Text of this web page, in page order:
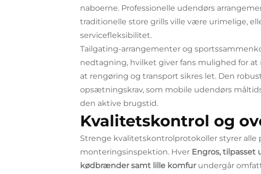
naboerne. Professionelle udendørs
traditionelle store grills ville være urimelige,
servicefleksibilitet.
Tailgating-arrangementer og
nedtagning, hvilket giver fans mulighed for
at rengøring og transport sikres let. Den
opsætningskrav, som mobile udendørs
den aktive brugstid.
Kvalitetskontrol og
Strenge kvalitetskontrolprotokoller styrer
monteringsinspektion. Hver Engros, tilpasset
kødbrænder samt lille komfur undergår